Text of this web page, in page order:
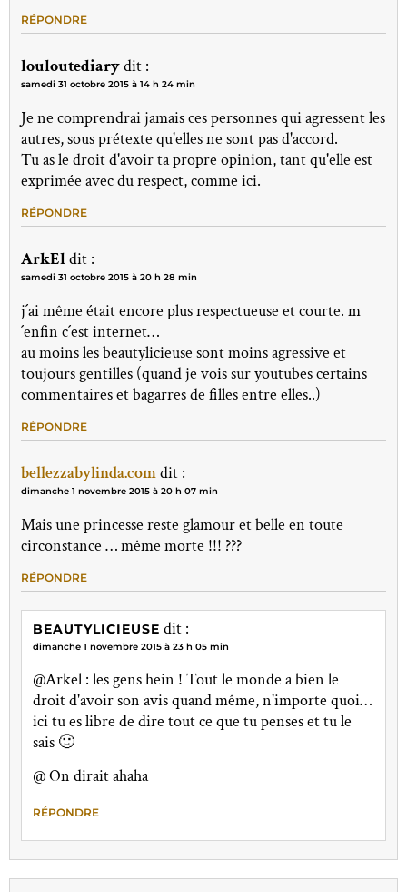
RÉPONDRE
louloutediarydit :
samedi 31 octobre 2015 à 14 h 24 min
Je ne comprendrai jamais ces personnes qui agressent les
autres, sous prétexte qu'elles ne sont pas d'accord.
Tu as le droit d'avoir ta propre opinion, tant qu'elle est
exprimée avec du respect, comme ici.
RÉPONDRE
ArkEldit :
samedi 31 octobre 2015 à 20 h 28 min
j´ai même était encore plus respectueuse et courte. m
´enfin c´est internet…
au moins les beautylicieuse sont moins agressive et
toujours gentilles (quand je vois sur youtubes certains
commentaires et bagarres de filles entre elles..)
RÉPONDRE
bellezzabylinda.comdit :
dimanche 1 novembre 2015 à 20 h 07 min
Mais une princesse reste glamour et belle en toute
circonstance … même morte !!! ???
RÉPONDRE
BEAUTYLICIEUSE dit :
dimanche 1 novembre 2015 à 23 h 05 min
@Arkel : les gens hein ! Tout le monde a bien le
droit d'avoir son avis quand même, n'importe quoi…
ici tu es libre de dire tout ce que tu penses et tu le
sais 🙂
@ On dirait ahaha
RÉPONDRE